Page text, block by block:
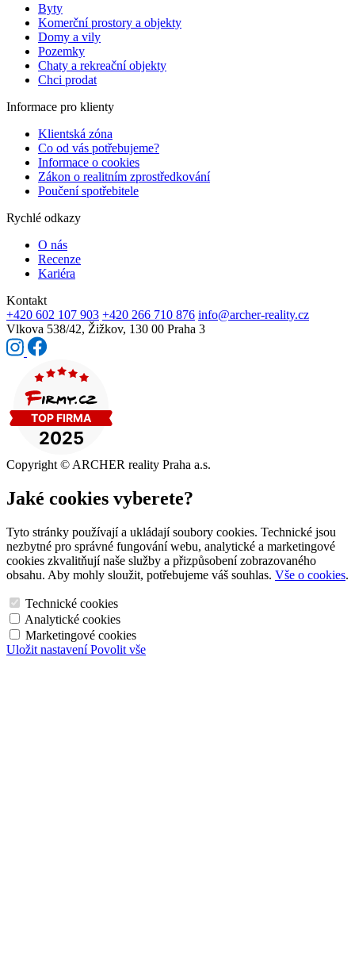
Byty
Komerční prostory a objekty
Domy a vily
Pozemky
Chaty a rekreační objekty
Chci prodat
Informace pro klienty
Klientská zóna
Co od vás potřebujeme?
Informace o cookies
Zákon o realitním zprostředkování
Poučení spotřebitele
Rychlé odkazy
O nás
Recenze
Kariéra
Kontakt
+420 602 107 903 +420 266 710 876 info@archer-reality.cz
Vlkova 538/42, Žižkov, 130 00 Praha 3
Copyright © ARCHER reality Praha a.s.
Jaké cookies vyberete?
Tyto stránky používají a ukládají soubory cookies. Technické jsou
nezbytné pro správné fungování webu, analytické a marketingové
cookies zkvalitňují naše služby a přizpůsobení zobrazovaného
obsahu. Aby mohly sloužit, potřebujeme váš souhlas. Vše o cookies.
Technické cookies
Analytické cookies
Marketingové cookies
Uložit nastavení Povolit vše